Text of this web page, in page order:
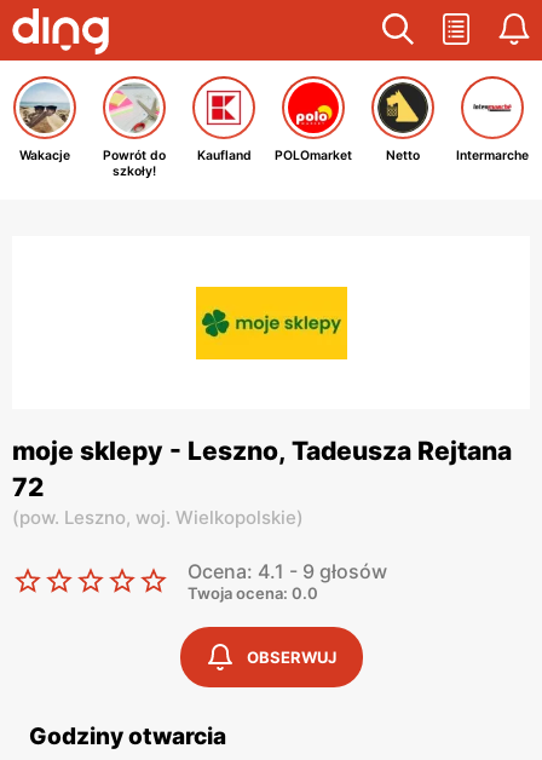
Wakacje
Powrót do
szkoły!
Kaufland POLOmarket Netto Intermarche
moje sklepy - Leszno, Tadeusza Rejtana
72
(pow. Leszno, woj. Wielkopolskie)
Ocena: 4.1 - 9 głosów
Twoja ocena: 0.0
OBSERWUJ
Godziny otwarcia